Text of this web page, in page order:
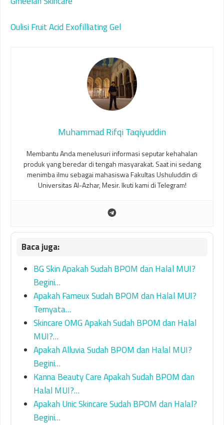
Oulisi Fruit Acid Exofilliating Gel
Muhammad Rifqi Taqiyuddin
Membantu Anda menelusuri informasi seputar kehahalan
produk yang beredar di tengah masyarakat. Saat ini sedang
menimba ilmu sebagai mahasiswa Fakultas Ushuluddin di
Universitas Al-Azhar, Mesir. Ikuti kami di Telegram!
BG Skin Apakah Sudah BPOM dan Halal MUI?
Begini…
Apakah Fameux Sudah BPOM dan Halal MUI?
Ternyata…
Skincare OMG Apakah Sudah BPOM dan Halal
MUI?…
Apakah Alluvia Sudah BPOM dan Halal MUI?
Begini…
Kanna Beauty Care Apakah Sudah BPOM dan
Halal MUI?…
Apakah Unic Skincare Sudah BPOM dan Halal?
Begini…